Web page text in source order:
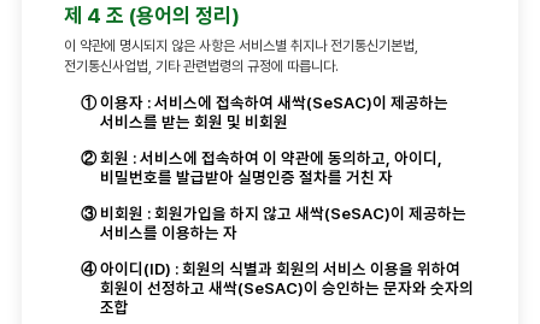
1:1문의
학습질문
제 4 조 (용어의 정리)
이 약관에 명시되지 않은 사항은 서비스별 취지나 전기통신기본법,
전기통신사업법, 기타 관련법령의 규정에 따릅니다.
① 이용자 : 서비스에 접속하여 새싹(SeSAC)이 제공하는
서비스를 받는 회원 및 비회원
② 회원 : 서비스에 접속하여 이 약관에 동의하고, 아이디,
비밀번호를 발급받아 실명인증 절차를 거친 자
③ 비회원 : 회원가입을 하지 않고 새싹(SeSAC)이 제공하는
서비스를 이용하는 자
④ 아이디(ID) : 회원의 식별과 회원의 서비스 이용을 위하여
회원이 선정하고 새싹(SeSAC)이 승인하는 문자와 숫자의
조합